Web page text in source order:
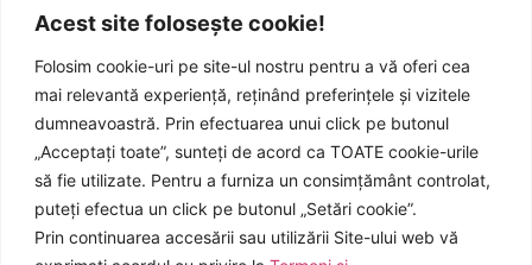
Acest site folosește cookie!
Folosim cookie-uri pe site-ul nostru pentru a vă oferi cea
mai relevantă experiență, reținând preferințele și vizitele
dumneavoastră. Prin efectuarea unui click pe butonul
„Acceptați toate”, sunteți de acord ca TOATE cookie-urile
să fie utilizate. Pentru a furniza un consimțământ controlat,
puteți efectua un click pe butonul „Setări cookie”.
Prin continuarea accesării sau utilizării Site-ului web vă
Pagina oficială a corpului profesional al
secretarilor generali ai comunelor din
România